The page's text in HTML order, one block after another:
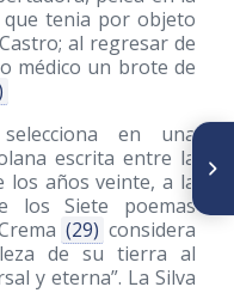
que tenia por objeto
al regresar de
médico un brote de
selecciona en una
escrita entre la
los años veinte, a la
los Siete poemas
(29) considera
de su tierra al
y eterna”. La Silva
SIGUIENTE ARTÍCULO
adolescentes
egregias